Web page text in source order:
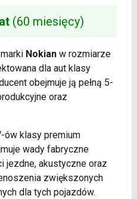
(60 miesięcy)
Nokianw rozmiarze
dla aut klasy
obejmuje ją pełną 5-
oraz
ów klasy premium
wady fabryczne
jezdne, akustyczne oraz
zwiększonych
dla tych pojazdów.